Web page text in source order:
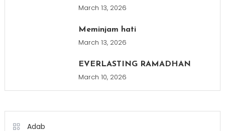
March 13, 2026
Meminjam hati
March 13, 2026
EVERLASTING RAMADHAN
March 10, 2026
Adab